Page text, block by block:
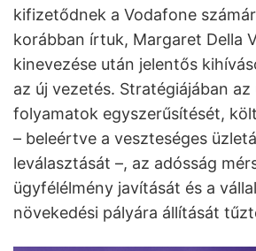
kifizetődnek a Vodafone
korábban írtuk, Margaret Della
kinevezése után jelentős
az új vezetés. Stratégiájában az
folyamatok egyszerűsítését,
– beleértve a veszteséges
leválasztását –, az adósság
ügyfélélmény javítását és a
növekedési pályára állítását